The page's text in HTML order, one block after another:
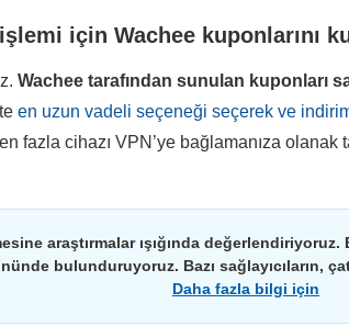
işlemi için Wachee kuponlarını
Wachee tarafından sunulan kuponları
en uzun vadeli seçeneği seçerek ve
fazla cihazı VPN’ye bağlamanıza olanak
araştırmalar ışığında
bulunduruyoruz. Bazı sağlayıcıların,
Daha fazla bilgi için